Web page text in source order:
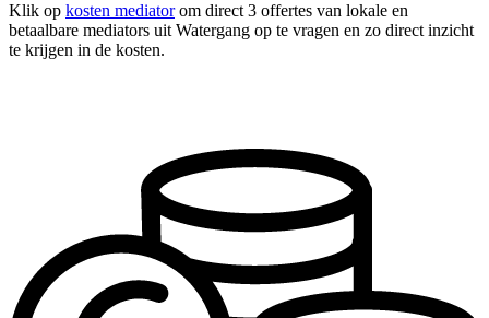
Klik op kosten mediatorom direct 3 offertes van lokale en
betaalbare mediators uit Watergang op te vragen en zo direct inzicht
te krijgen in de kosten.